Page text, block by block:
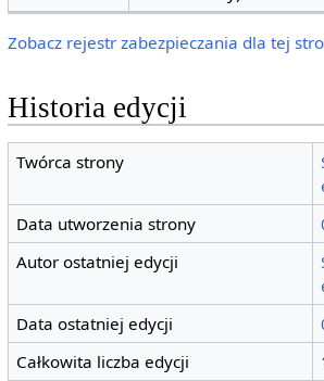
Zobacz rejestr zabezpieczania dla tej
Historia edycji
Twórca strony
Data utworzenia strony
Autor ostatniej edycji
Data ostatniej edycji
Całkowita liczba edycji